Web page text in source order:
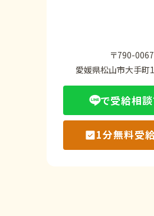
〒790-0067
愛媛県松山市大手町
で受給相
1分無料受